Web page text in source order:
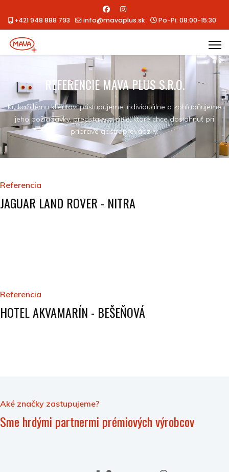
+421 948 888 793 info@mavaplus.sk Po-Pi: 08:00-15:30
REFERENCIE MAVA PLUS S.R.O.
Ku každému klientovi pristupujeme individuálne a zohľadňujeme
jeho požiadavky, predstavy a ciele, ktoré chce dosiahnuť pri
príprave gastroprevádzky.
Referencia
JAGUAR LAND ROVER - NITRA
Referencia
HOTEL AKVAMARÍN - BEŠEŇOVÁ
Aké značky zastupujeme?
Sme hrdými partnermi prémiových výrobcov